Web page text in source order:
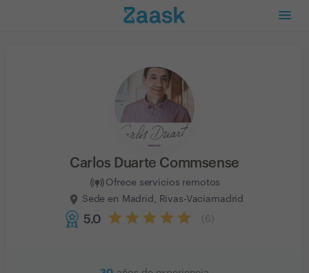
Carlos Duarte Commsense
Ofrece servicios remotos
Sede en Madrid, Rivas-Vaciamadrid
5.0 6